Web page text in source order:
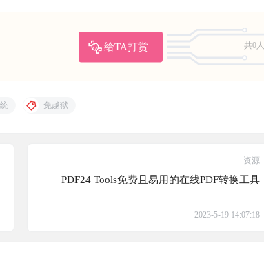
给TA打赏
共0人
免越狱
资源
PDF24 Tools免费且易用的在线PDF转换工具
2023-5-19 14:07:18